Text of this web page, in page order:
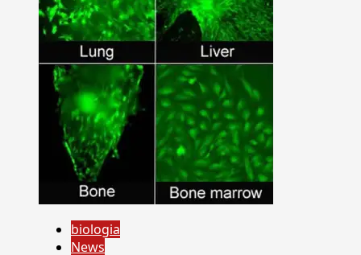
biologia
News